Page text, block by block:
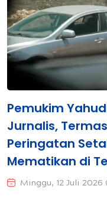
Pemukim
Jurnalis,
Peringatan
Mematikan di
Minggu, 12 Juli 2026